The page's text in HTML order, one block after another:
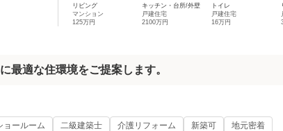
リビング
マンション
125万円
キッチン・台所/外壁
戸建住宅
2100万円
トイレ
戸建住宅
16万円
最適な住環境をご提案します。
ョールーム 二級建築士 介護リフォーム 新築可 地元密着